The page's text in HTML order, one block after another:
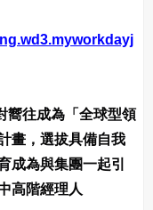
嚮往成為「全球型領
畫，選拔具備自我
成為與集團一起引
高階經理人